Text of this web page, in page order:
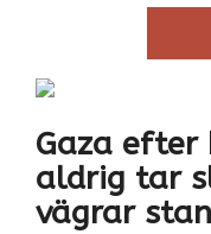
Gaza efter
aldrig tar
vägrar